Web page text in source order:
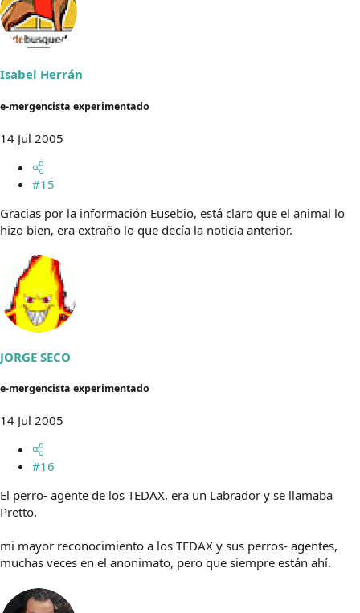
Isabel Herrán
e-mergencista experimentado
14 Jul 2005
#15
Gracias por la información Eusebio, está claro que el animal lo
hizo bien, era extraño lo que decía la noticia anterior.
JORGE SECO
e-mergencista experimentado
14 Jul 2005
#16
El perro- agente de los TEDAX, era un Labrador y se llamaba
Pretto.
mi mayor reconocimiento a los TEDAX y sus perros- agentes,
muchas veces en el anonimato, pero que siempre están ahí.